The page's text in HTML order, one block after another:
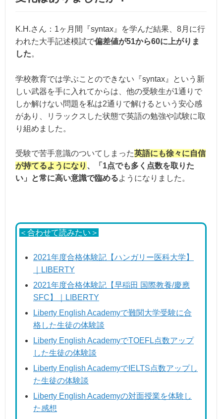
K.H.さん：1ヶ月間『syntax』を学んだ結果、8月に行
われた大手記述模試で偏差値が51から60に上がりま
した。
学校教育では学ぶことのできない『syntax』という新
しい武器を手に入れてからは、他の受験生が1通りで
しか解けない問題を私は2通りで解けるという安心感
があり、リラックスした状態で英語の勉強や試験に取
り組めました。
受験で苦手意識のついてしまった英語にも徐々に自信
が持てるようになり 、「1点でも多く点数を取りた
い」と常に高い意識で臨めるようになりました。
＜合わせて読みたい＞
2021年度合格体験記【ハンガリー医科大学】
｜LIBERTY
2021年度合格体験記【早稲田 国際教養/慶應
SFC】｜LIBERTY
Liberty English Academyで難関大学受験に合
格した生徒の体験談
Liberty English AcademyでTOEFL点数アップ
した生徒の体験談
Liberty English AcademyでIELTS点数アップし
た生徒の体験談
Liberty English Academyの対面授業を体験し
た感想